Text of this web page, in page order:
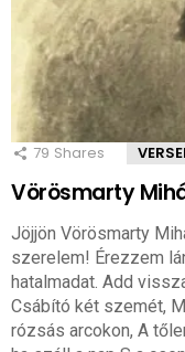
79 Shares
Vörösmarty
Jöjjön Vörösmarty
szerelem! Érezzem
hatalmadat. Add
Csábító két szemét,
rózsás arcokon, A